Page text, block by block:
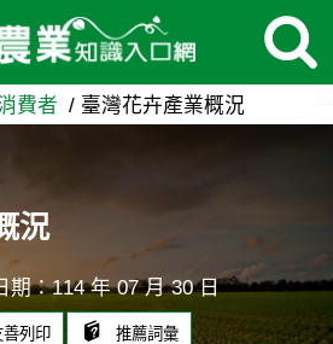
概況 - 農業知
費者 臺灣花卉產業概況
況
期：114 年 07 月 30 日
善列印 推薦詞彙